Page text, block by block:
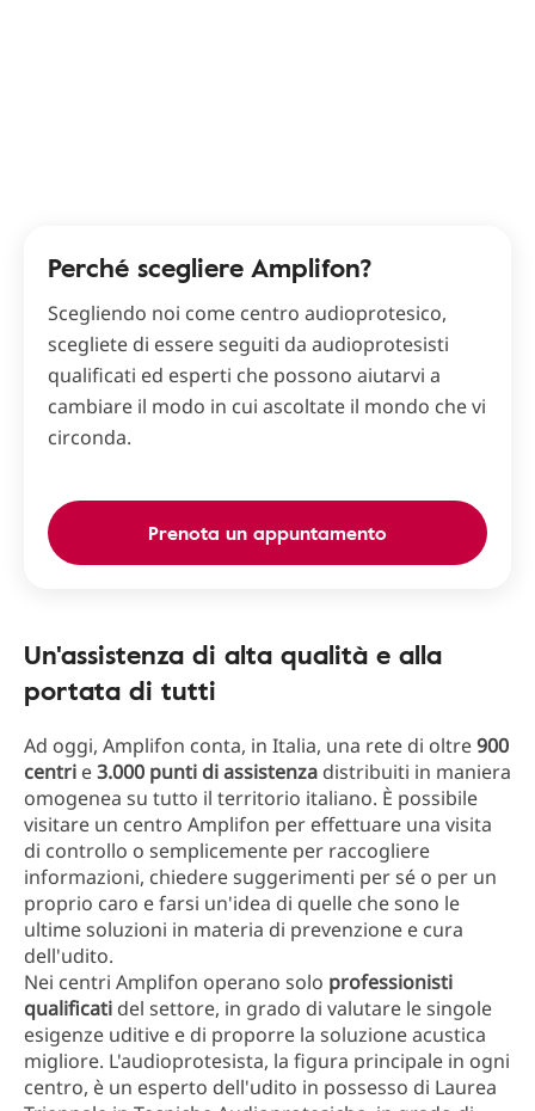
Perché scegliere Amplifon?
Scegliendo noi come centro audioprotesico,
scegliete di essere seguiti da audioprotesisti
qualificati ed esperti che possono aiutarvi a
cambiare il modo in cui ascoltate il mondo che vi
circonda.
Prenota un appuntamento
Un'assistenza di alta qualità e alla
portata di tutti
Ad oggi, Amplifon conta, in Italia, una rete di oltre900
centri e3.000 punti di assistenza distribuiti in maniera
omogenea su tutto il territorio italiano. È possibile
visitare un centro Amplifon per effettuare una visita
di controllo o semplicemente per raccogliere
informazioni, chiedere suggerimenti per sé o per un
proprio caro e farsi un'idea di quelle che sono le
ultime soluzioni in materia di prevenzione e cura
dell'udito.
Nei centri Amplifon operano solo professionisti
qualificati del settore, in grado di valutare le singole
esigenze uditive e di proporre la soluzione acustica
migliore. L'audioprotesista, la figura principale in ogni
centro, è un esperto dell'udito in possesso di Laurea